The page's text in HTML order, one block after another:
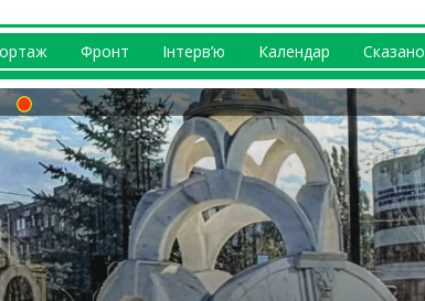
Фронт Інтерв’ю Календар Сказано